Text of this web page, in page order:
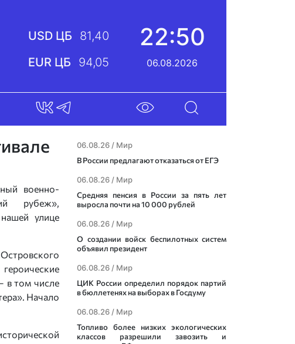
USD ЦБ
81,40
EUR ЦБ
94,05
22:50
06.08.2026
военно-
рубеж»,
улице
в том числе
Начало
06.08.26 / Мир
В России предлагают отказаться от ЕГЭ
06.08.26 / Мир
Средняя пенсия в России за пять лет
выросла почти на 10 000 рублей
06.08.26 / Мир
О создании войск беспилотных систем
объявил президент
06.08.26 / Мир
ЦИК России определил порядок партий
в бюллетенях на выборах в Госдуму
06.08.26 / Мир
Топливо более низких экологических
классов разрешили завозить и